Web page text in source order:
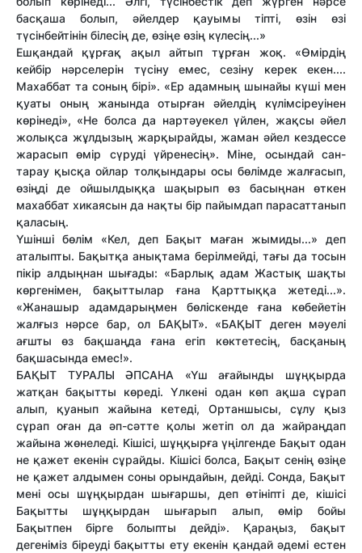
басқаша болып, әйелдер қауымы тіпті, өзін өзі
түсінбейтінін білесің де, өзіңе өзің күлесің...»
Ешқандай құрғақ ақыл айтып тұрған жоқ. «Өмірдің
кейбір нәрселерін түсіну емес, сезіну керек екен....
Махаббат та соның бірі». «Ер адамның шынайы күші мен
қуаты оның жанында отырған әйелдің күлімсіреуінен
көрінеді», «Не болса да нартәуекел үйлен, жақсы әйел
жолықса жұлдызың жарқырайды, жаман әйел кездессе
жарасып өмір сүруді үйренесің». Міне, осындай сан-
тарау қысқа ойлар толқындары осы бөлімде жалғасып,
өзіңді де ойшылдыққа шақырып өз басыңнан өткен
махаббат хикаясын да нақты бір пайымдап парасаттанып
қаласың.
Үшінші бөлім «Кел, деп Бақыт маған жымиды...» деп
аталыпты. Бақытқа анықтама берілмейді, тағы да тосын
пікір алдыңнан шығады: «Барлық адам Жастық шақты
көргенімен, бақыттылар ғана Қарттыққа жетеді...».
«Жанашыр адамдарыңмен бөліскенде ғана көбейетін
жалғыз нәрсе бар, ол БАҚЫТ». «БАҚЫТ деген мәуелі
ағшты өз бақшаңда ғана егіп көктетесің, басқаның
бақшасында емес!».
БАҚЫТ ТУРАЛЫ ӘПСАНА «Үш ағайынды шұңқырда
жатқан бақытты көреді. Үлкені одан көп ақша сұрап
алып, қуанып жайына кетеді, Ортаншысы, сұлу қыз
сұрап оған да әп-сәтте қолы жетіп ол да жайраңдап
жайына жөнеледі. Кішісі, шұңқырға үңілгенде Бақыт одан
не қажет екенін сұрайды. Кішісі болса, Бақыт сенің өзіңе
не қажет алдымен соны орындайын, дейді. Сонда, Бақыт
мені осы шұңқырдан шығаршы, деп өтініпті де, кішісі
Бақытты шұңқырдан шығарып алып, өмір бойы
Бақытпен бірге болыпты дейді». Қараңыз, бақыт
дегеніміз біреуді бақытты ету екенін қандай әдемі естен